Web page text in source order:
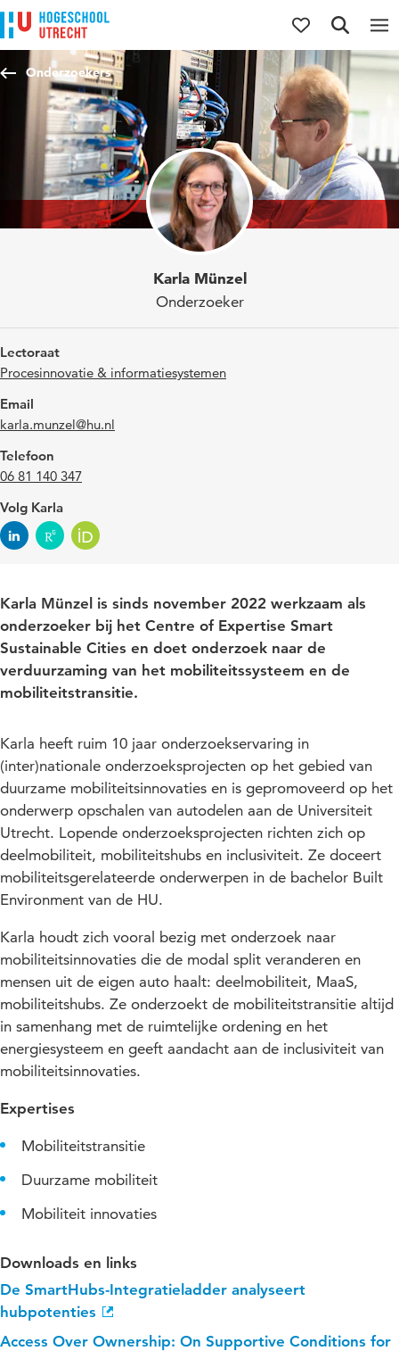
Direct naar de inhoud
Direct naar de hoofdnavigatie
Direct naar de zoekfunctie
Onderzoekers
Karla Münzel
Onderzoeker
Lectoraat
Procesinnovatie & informatiesystemen
Email
karla.munzel@hu.nl
Telefoon
06 81 140 347
Volg Karla
Karla Münzel is sinds november 2022 werkzaam als
onderzoeker bij het Centre of Expertise Smart
Sustainable Cities en doet onderzoek naar de
verduurzaming van het mobiliteitssysteem en de
mobiliteitstransitie.
Karla heeft ruim 10 jaar onderzoekservaring in
(inter)nationale onderzoeksprojecten op het gebied van
duurzame mobiliteitsinnovaties en is gepromoveerd op het
onderwerp opschalen van autodelen aan de Universiteit
Utrecht. Lopende onderzoeksprojecten richten zich op
deelmobiliteit, mobiliteitshubs en inclusiviteit. Ze doceert
mobiliteitsgerelateerde onderwerpen in de bachelor Built
Environment van de HU.
Karla houdt zich vooral bezig met onderzoek naar
mobiliteitsinnovaties die de modal split veranderen en
mensen uit de eigen auto haalt: deelmobiliteit, MaaS,
mobiliteitshubs. Ze onderzoekt de mobiliteitstransitie altijd
in samenhang met de ruimtelijke ordening en het
energiesysteem en geeft aandacht aan de inclusiviteit van
mobiliteitsinnovaties.
Expertises
Mobiliteitstransitie
Duurzame mobiliteit
Mobiliteit innovaties
Downloads en links
De SmartHubs-Integratieladder analyseert
hubpotenties
Access Over Ownership: On Supportive Conditions for